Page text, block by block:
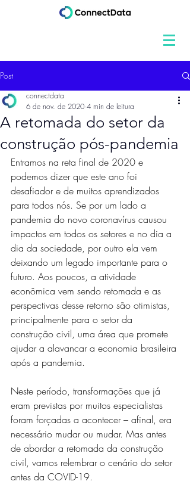
Post
A retomada do setor da
construção pós-pandemia
connectdata
6 de nov. de 2020 4 min de leitura
Entramos na reta final de 2020 e
podemos dizer que este ano foi
desafiador e de muitos aprendizados
para todos nós. Se por um lado a
pandemia do novo coronavírus causou
impactos em todos os setores e no dia a
dia da sociedade, por outro ela vem
deixando um legado importante para o
futuro. Aos poucos, a atividade
econômica vem sendo retomada e as
perspectivas desse retorno são otimistas,
principalmente para o setor da
construção civil, uma área que promete
ajudar a alavancar a economia brasileira
após a pandemia.
Neste período, transformações que já
eram previstas por muitos especialistas
foram forçadas a acontecer – afinal, era
necessário mudar ou mudar. Mas antes
de abordar a retomada da construção
civil, vamos relembrar o cenário do setor
antes da COVID-19.